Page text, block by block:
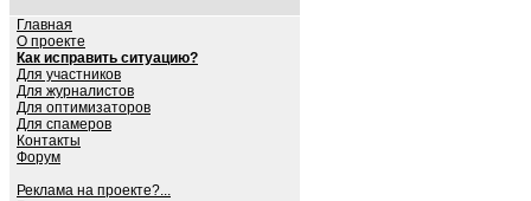
Главная
О проекте
Как исправить ситуацию?
Для участников
Для журналистов
Для оптимизаторов
Для спамеров
Контакты
Форум
Реклама на проекте?...